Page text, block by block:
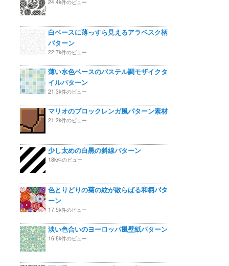
24.4k件のビュー
白ベースに薄っすら見えるアラベスク柄
パターン
22.7k件のビュー
薄い水色ベースのパステル調モザイクタ
イルパターン
21.3k件のビュー
マリオのブロックレンガ風パターン素材
21.2k件のビュー
少し太めの白黒の斜線パターン
18k件のビュー
色とりどりの菊の紋が散らばる和柄パタ
ーン
17.5k件のビュー
淡い色合いのヨーロッパ風壁紙パターン
16.8k件のビュー